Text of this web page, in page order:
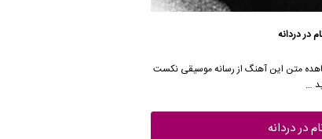
در دردانه
۱۲۸ و ۳۲۰ و مشاهده متن این آهنگ از رسانه موسیقی نکست
…
در دردانه